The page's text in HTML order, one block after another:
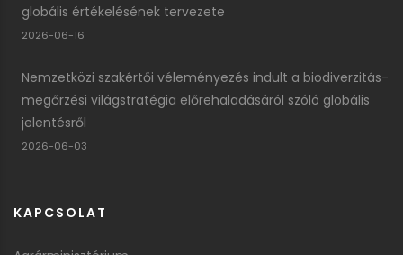
globális értékelésének tervezete
2026-06-16
Nemzetközi szakértői véleményezés indult a biodiverzitás-
megőrzési világstratégia előrehaladásáról szóló globális
jelentésről
2026-06-03
KAPCSOLAT